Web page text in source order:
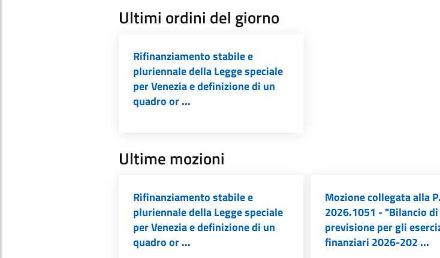
Ultimi ordini del giorno
Rifinanziamento stabile e
pluriennale della Legge speciale
per Venezia e definizione di un
quadro or ...
Ultime mozioni
Rifinanziamento stabile e
pluriennale della Legge speciale
per Venezia e definizione di un
quadro or ...
Mozione collegata alla
2026.1051 - "Bilancio di
previsione per gli
finanziari 2026-202 ...